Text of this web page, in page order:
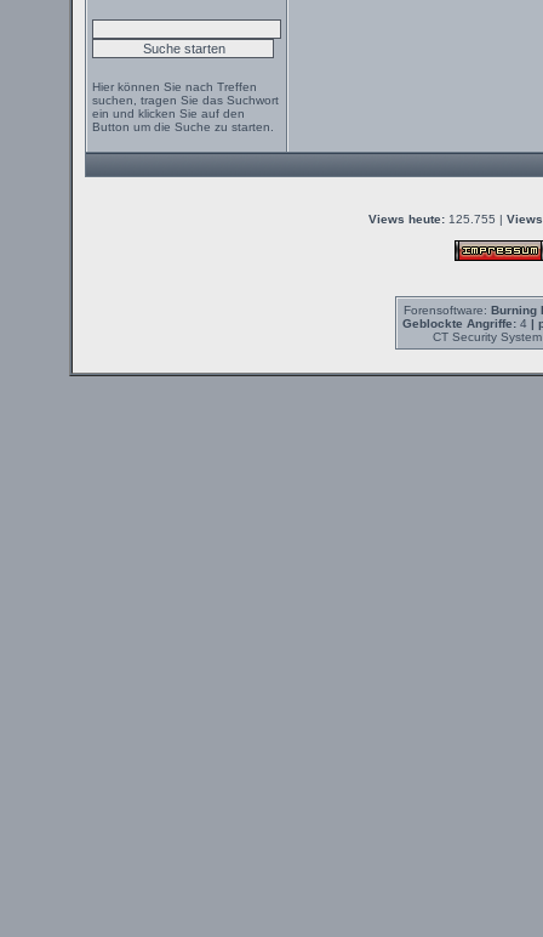
Hier können Sie nach Treffen
suchen, tragen Sie das Suchwort
ein und klicken Sie auf den
Button um die Suche zu starten.
Views heute: 125.755 |
Forensoftware: Burning
Geblockte Angriffe:4 |
CT Security